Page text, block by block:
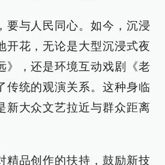
要与人民同心。如今，沉浸
开花，无论是大型沉浸式夜
》，还是环境互动戏剧《老
传统的观演关系。这种身临
新大众文艺拉近与群众距离
精品创作的扶持，鼓励新技